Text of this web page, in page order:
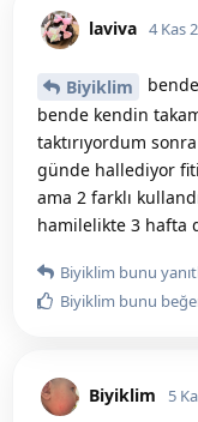
laviva 4 Kas
Biyiklim
bende kendin
taktırıyordum
günde hallediyor
ama 2 farklı
hamilelikte 3 hafta
Biyiklim bunu
Biyiklim bunu
Biyiklim 5